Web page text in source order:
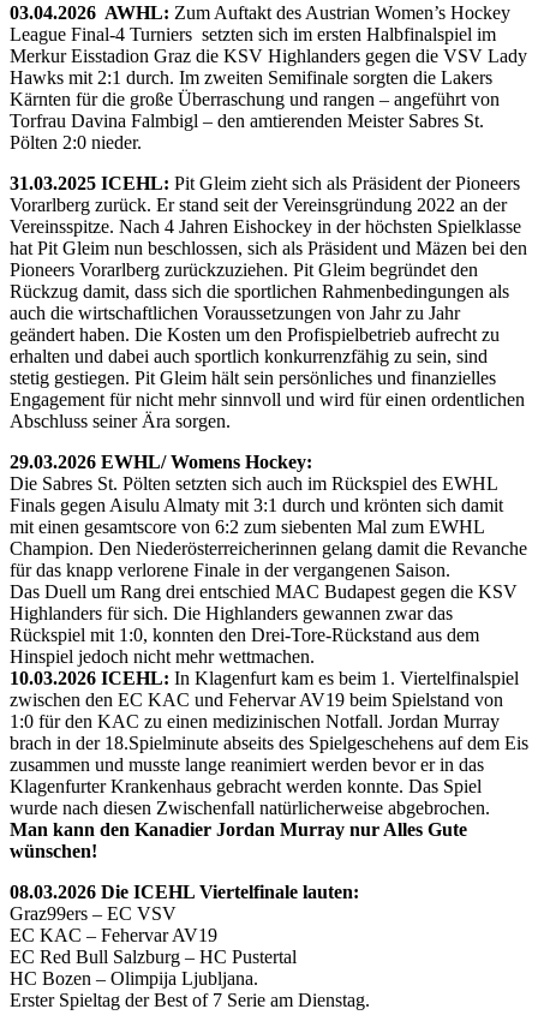
03.04.2026 AWHL: Zum Auftakt des Austrian Women’s Hockey
League Final-4 Turniers setzten sich im ersten Halbfinalspiel im
Merkur Eisstadion Graz die KSV Highlanders gegen die VSV Lady
Hawks mit 2:1 durch. Im zweiten Semifinale sorgten die Lakers
Kärnten für die große Überraschung und rangen – angeführt von
Torfrau Davina Falmbigl – den amtierenden Meister Sabres St.
Pölten 2:0 nieder.
31.03.2025 ICEHL: Pit Gleim zieht sich als Präsident der Pioneers
Vorarlberg zurück. Er stand seit der Vereinsgründung 2022 an der
Vereinsspitze. Nach 4 Jahren Eishockey in der höchsten Spielklasse
hat Pit Gleim nun beschlossen, sich als Präsident und Mäzen bei den
Pioneers Vorarlberg zurückzuziehen. Pit Gleim begründet den
Rückzug damit, dass sich die sportlichen Rahmenbedingungen als
auch die wirtschaftlichen Voraussetzungen von Jahr zu Jahr
geändert haben. Die Kosten um den Profispielbetrieb aufrecht zu
erhalten und dabei auch sportlich konkurrenzfähig zu sein, sind
stetig gestiegen. Pit Gleim hält sein persönliches und finanzielles
Engagement für nicht mehr sinnvoll und wird für einen ordentlichen
Abschluss seiner Ära sorgen.
29.03.2026 EWHL/ Womens Hockey:
Die Sabres St. Pölten setzten sich auch im Rückspiel des EWHL
Finals gegen Aisulu Almaty mit 3:1 durch und krönten sich damit
mit einen gesamtscore von 6:2 zum siebenten Mal zum EWHL
Champion. Den Niederösterreicherinnen gelang damit die Revanche
für das knapp verlorene Finale in der vergangenen Saison.
Das Duell um Rang drei entschied MAC Budapest gegen die KSV
Highlanders für sich. Die Highlanders gewannen zwar das
Rückspiel mit 1:0, konnten den Drei-Tore-Rückstand aus dem
Hinspiel jedoch nicht mehr wettmachen.
10.03.2026 ICEHL: In Klagenfurt kam es beim 1. Viertelfinalspiel
zwischen den EC KAC und Fehervar AV19 beim Spielstand von
1:0 für den KAC zu einen medizinischen Notfall. Jordan Murray
brach in der 18.Spielminute abseits des Spielgeschehens auf dem Eis
zusammen und musste lange reanimiert werden bevor er in das
Klagenfurter Krankenhaus gebracht werden konnte. Das Spiel
wurde nach diesen Zwischenfall natürlicherweise abgebrochen.
Man kann den Kanadier Jordan Murray nur Alles Gute
wünschen!
08.03.2026 Die ICEHL Viertelfinale lauten:
Graz99ers – EC VSV
EC KAC – Fehervar AV19
EC Red Bull Salzburg – HC Pustertal
HC Bozen – Olimpija Ljubljana.
Erster Spieltag der Best of 7 Serie am Dienstag.